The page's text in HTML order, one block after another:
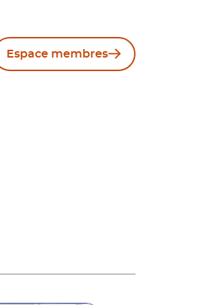
Espace membres